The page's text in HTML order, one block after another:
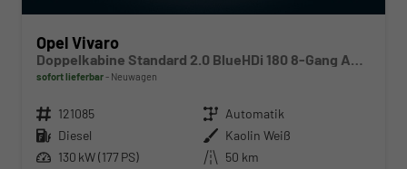
Opel Vivaro
Doppelkabine Standard 2.0 BlueHDi 180 8-Gang Automatikgetriebe
sofort lieferbar Neuwagen
Fahrzeugnr. 121085 Getriebe Automatik
Kraftstoff Diesel Außenfarbe Kaolin Weiß
Leistung 130 kW (177 PS) Kilometerstand 50 km